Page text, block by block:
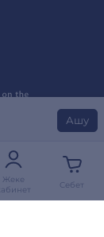
Ашу
Жеке
Себет